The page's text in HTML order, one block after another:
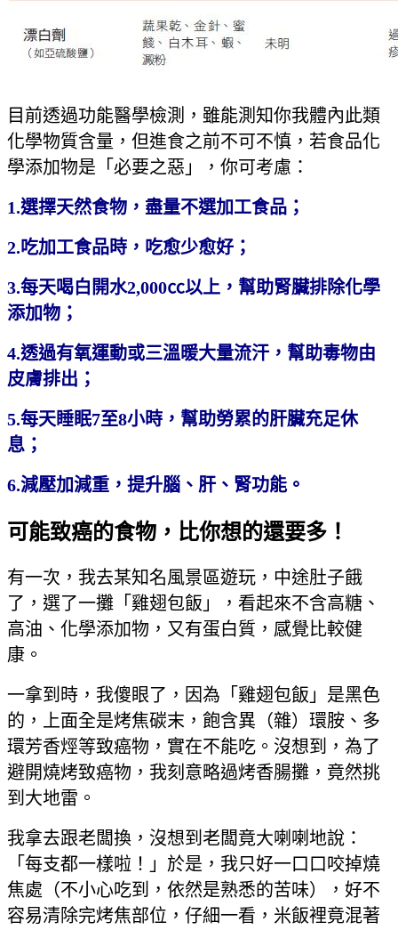
目前透過功能醫學檢測，雖能測知你我體內此類
化學物質含量，但進食之前不可不慎，若食品化
學添加物是「必要之惡」，你可考慮：
1.選擇天然食物，盡量不選加工食品；
2.吃加工食品時，吃愈少愈好；
3.每天喝白開水2,000㏄以上，幫助腎臟排除化學
添加物；
4.透過有氧運動或三溫暖大量流汗，幫助毒物由
皮膚排出；
5.每天睡眠7至8小時，幫助勞累的肝臟充足休
息；
6.減壓加減重，提升腦、肝、腎功能。
可能致癌的食物，比你想的還要多！
有一次，我去某知名風景區遊玩，中途肚子餓
了，選了一攤「雞翅包飯」，看起來不含高糖、
高油、化學添加物，又有蛋白質，感覺比較健
康。
一拿到時，我傻眼了，因為「雞翅包飯」是黑色
的，上面全是烤焦碳末，飽含異（雜）環胺、多
環芳香烴等致癌物，實在不能吃。沒想到，為了
避開燒烤致癌物，我刻意略過烤香腸攤，竟然挑
到大地雷。
我拿去跟老闆換，沒想到老闆竟大喇喇地說：
「每支都一樣啦！」於是，我只好一口口咬掉燒
焦處（不小心吃到，依然是熟悉的苦味），好不
容易清除完烤焦部位，仔細一看，米飯裡竟混著